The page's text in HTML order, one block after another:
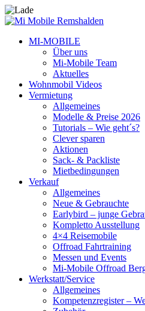
MI-MOBILE
Über uns
Mi-Mobile Team
Aktuelles
Wohnmobil Videos
Vermietung
Allgemeines
Modelle & Preise 2026
Tutorials – Wie geht´s?
Clever sparen
Aktionen
Sack- & Packliste
Mietbedingungen
Verkauf
Allgemeines
Neue & Gebrauchte
Earlybird – junge
Kompletto Ausstellung
4×4 Reisemobile
Offroad Fahrtraining
Messen und Events
Mi-Mobile Offroad
Werkstatt/Service
Allgemeines
Kompetenzregister –